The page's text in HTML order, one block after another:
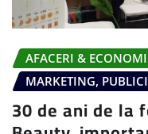
AFACERI &
MARKETING,
30 de ani de la